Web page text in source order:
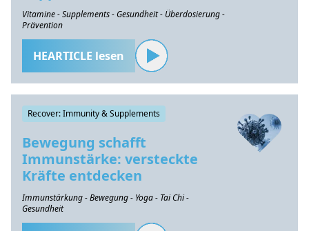
Vitamine - Supplements - Gesundheit - Überdosierung -
Prävention
HEARTICLE lesen
Recover: Immunity & Supplements
Bewegung schafft
Immunstärke: versteckte
Kräfte entdecken
Immunstärkung - Bewegung - Yoga - Tai Chi -
Gesundheit